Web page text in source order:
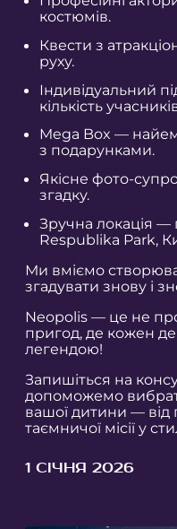
костюмів.
Квести з
руху.
Індивідуальний
кількість
Mega Box —
з подарунками.
Якісне фото-
згадку.
Зручна локація —
Respublika Park,
Ми вміємо
згадувати знову і
Neopolis — це не
пригод, де кожен
легендою!
Запишіться на
допоможемо
вашої дитини — від
таємничої місії у
1 СІЧНЯ 2026